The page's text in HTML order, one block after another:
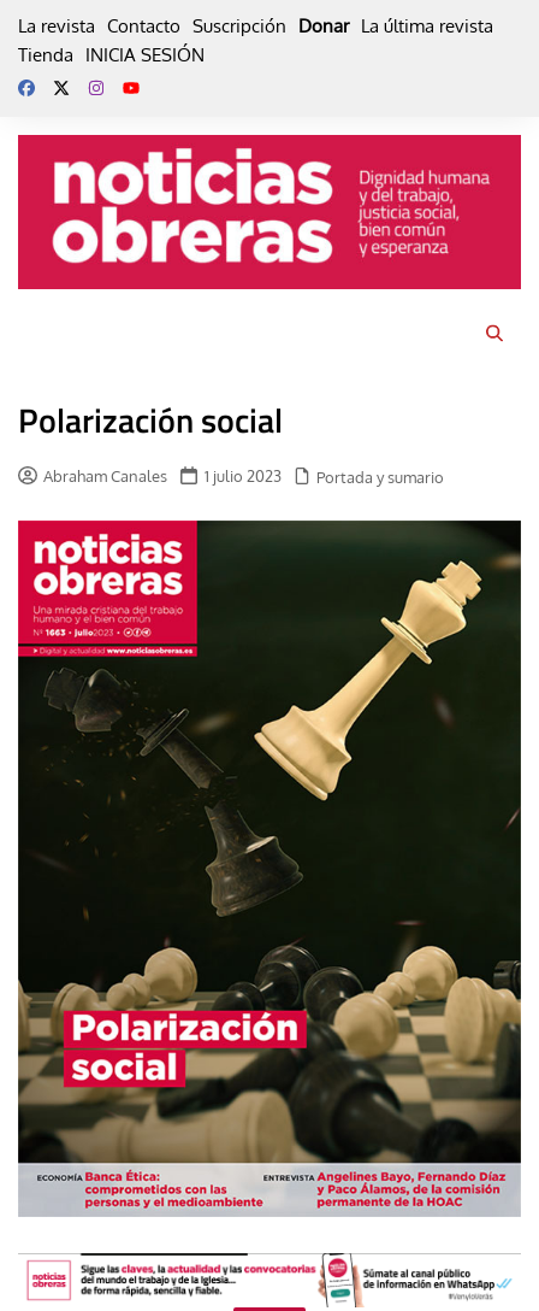
La revista Contacto Suscripción Donar La última revista
Tienda
INICIA SESIÓN
Polarización social
Abraham Canales 1 julio 2023 Portada y sumario